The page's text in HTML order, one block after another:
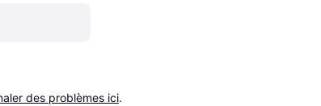
des problèmes ici.